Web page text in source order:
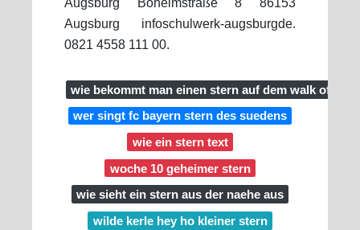
Augsburg Böheimstraße 8 86153
Augsburg infoschulwerk-augsburgde.
0821 4558 111 00.
wie bekommt man einen stern auf dem walk of
wer singt fc bayern stern des suedens
wie ein stern text
woche 10 geheimer stern
wie sieht ein stern aus der naehe aus
wilde kerle hey ho kleiner stern